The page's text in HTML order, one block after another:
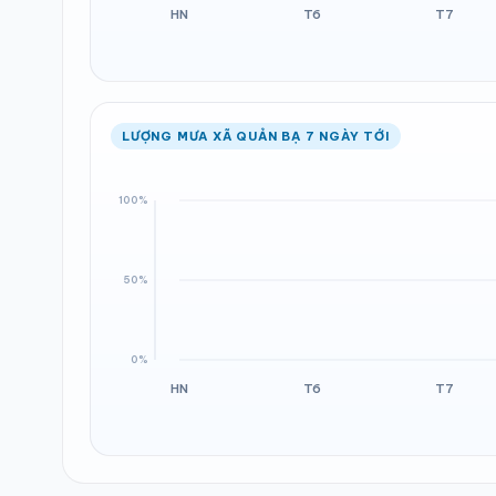
LƯỢNG MƯA XÃ QUẢN BẠ 7 NGÀY TỚI